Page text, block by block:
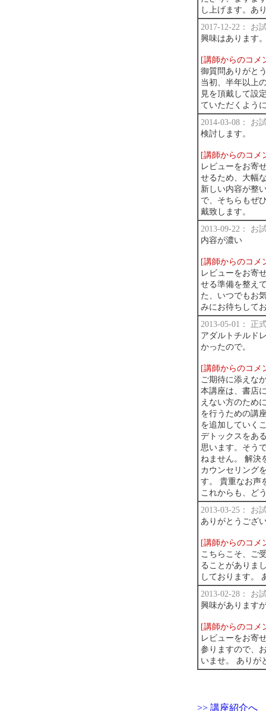
し上げます。あ
2017-12-22： お
興味はあります
[講師からのコメ
御質問ありがと
当初、半年以上
見を頂戴して設
ていただくよう
2014-03-08： お
検討します。
[講師からのコメ
レビューをお寄
せるため、大幅
新しい内容が整
で、そちらもぜ
戴致します。
2013-09-22： お
内容が濃い
[講師からのコメ
レビューをお寄
せる準備を整え
た、いつでもお
みにお待ちして
2013-05-01： 正
アダルトチルド
かったので。
[講師からのコメ
ご期待に添えな
本講座は、書店
えない方のため
を行うための講
を追加していく
デトックスをあ
思います。そう
ねません。 解決
カウンセリング
す。 貴重なお声
これからも、ど
2013-03-25： お
ありがとうござ
[講師からのコメ
こちらこそ、ご
ることがありま
しております。
2013-02-28： お
興味があります
[講師からのコメ
レビューをお寄
参りますので、
いませ。 ありが
>> 講座紹介へ